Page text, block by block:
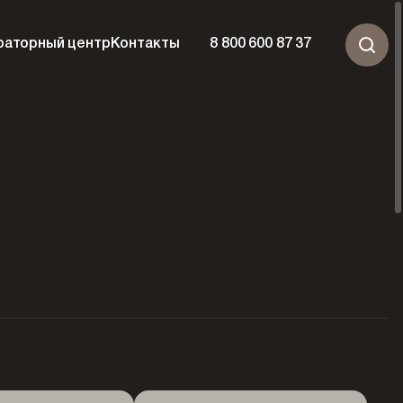
центр Контакты 8 800 600 87 37